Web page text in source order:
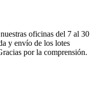
oficinas del 7 al 30
y envío de los lotes
por la comprensión.